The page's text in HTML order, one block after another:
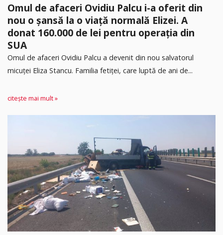
Omul de afaceri Ovidiu Palcu i-a oferit din
nou o șansă la o viață normală Elizei. A
donat 160.000 de lei pentru operația din
SUA
Omul de afaceri Ovidiu Palcu a devenit din nou salvatorul
micuței Eliza Stancu. Familia fetiței, care luptă de ani de...
citește mai mult »